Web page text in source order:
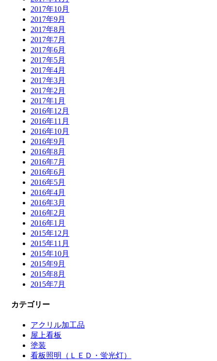
2017年10月
2017年9月
2017年8月
2017年7月
2017年6月
2017年5月
2017年4月
2017年3月
2017年2月
2017年1月
2016年12月
2016年11月
2016年10月
2016年9月
2016年8月
2016年7月
2016年6月
2016年5月
2016年4月
2016年3月
2016年2月
2016年1月
2015年12月
2015年11月
2015年10月
2015年9月
2015年8月
2015年7月
カテゴリー
アクリル加工品
屋上看板
塗装
看板照明（ＬＥＤ・蛍光灯）